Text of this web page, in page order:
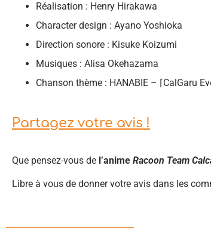
Réalisation : Henry Hirakawa
Character design : Ayano Yoshioka
Direction sonore : Kisuke Koizumi
Musiques : Alisa Okehazama
Chanson thème : HANABIE – ⌈CalGaru
Partagez votre avis !
Que pensez-vous de l’anime Racoon Team
Libre à vous de donner votre avis dans les